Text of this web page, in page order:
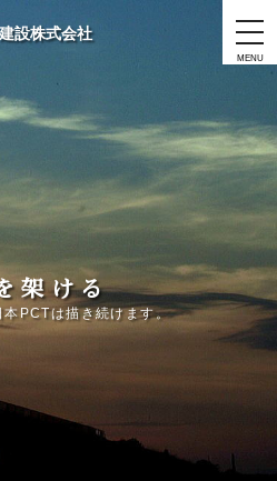
設株式会社
MENU
架 け る
本PCTは描き続けます。